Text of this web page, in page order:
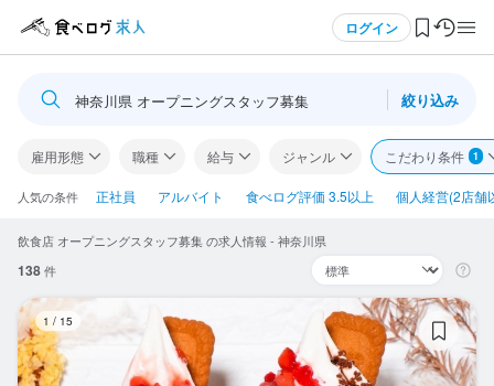
ログイン
ログイン・無料会員登録
食べログ求人TOP
求人検索
閲覧履歴
神奈川県 オープニングスタッフ募集 絞り込み
雇用形態 職種 給与 ジャンル こだわり条件 1
人気の条件 正社員 アルバイト 食べログ評価 3.5以上 個人経営(2店舗
飲食店 オープニングスタッフ募集 の求人情報 - 神奈川県
138件
1 / 15